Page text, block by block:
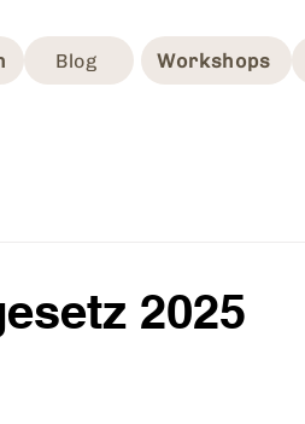
Blog Workshops
2025